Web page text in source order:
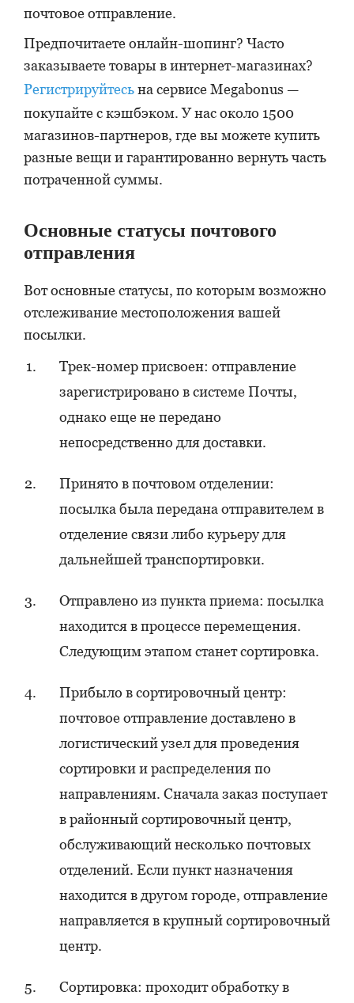
почтовое отправление.
Предпочитаете онлайн-шопинг? Часто
заказываете товары в интернет-магазинах?
Регистрируйтесьна сервисе Megabonus —
покупайте с кэшбэком. У нас около 1500
магазинов-партнеров, где вы можете купить
разные вещи и гарантированно вернуть часть
потраченной суммы.
Основные статусы почтового
отправления
Вот основные статусы, по которым возможно
отслеживание местоположения вашей
посылки.
Трек-номер присвоен: отправление
зарегистрировано в системе Почты,
однако еще не передано
непосредственно для доставки.
Принято в почтовом отделении:
посылка была передана отправителем в
отделение связи либо курьеру для
дальнейшей транспортировки.
Отправлено из пункта приема: посылка
находится в процессе перемещения.
Следующим этапом станет сортировка.
Прибыло в сортировочный центр:
почтовое отправление доставлено в
логистический узел для проведения
сортировки и распределения по
направлениям. Сначала заказ поступает
в районный сортировочный центр,
обслуживающий несколько почтовых
отделений. Если пункт назначения
находится в другом городе, отправление
направляется в крупный сортировочный
центр.
Сортировка: проходит обработку в